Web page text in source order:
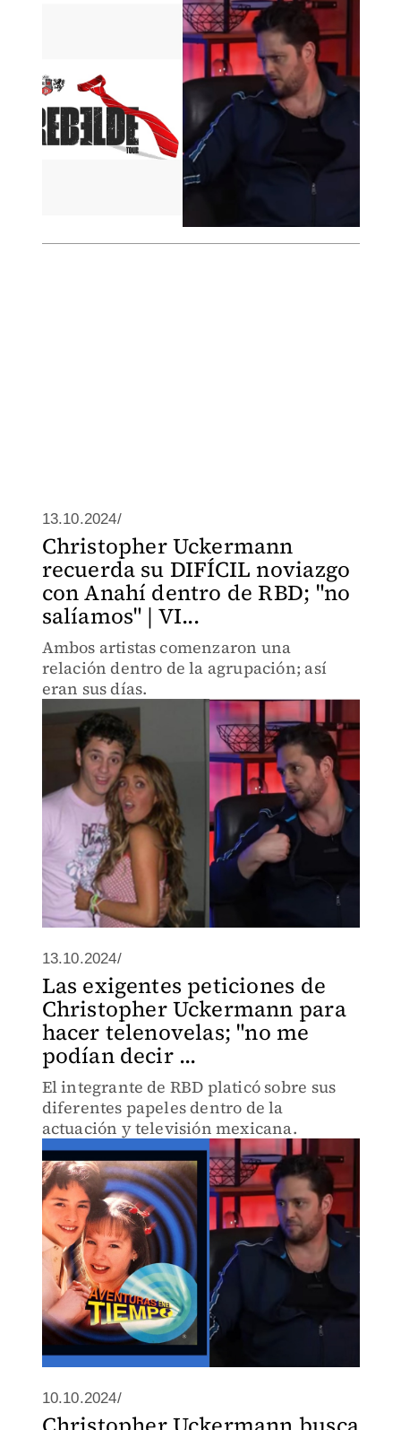
13.10.2024/
Christopher Uckermann
recuerda su DIFÍCIL noviazgo
con Anahí dentro de RBD; "no
salíamos" | VI...
Ambos artistas comenzaron una
relación dentro de la agrupación; así
eran sus días.
13.10.2024/
Las exigentes peticiones de
Christopher Uckermann para
hacer telenovelas; "no me
podían decir ...
El integrante de RBD platicó sobre sus
diferentes papeles dentro de la
actuación y televisión mexicana.
10.10.2024/